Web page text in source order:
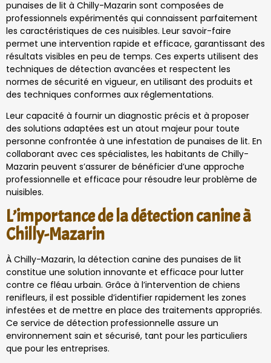
punaises de lit à Chilly-Mazarin sont composées de
professionnels expérimentés qui connaissent parfaitement
les caractéristiques de ces nuisibles. Leur savoir-faire
permet une intervention rapide et efficace, garantissant des
résultats visibles en peu de temps. Ces experts utilisent des
techniques de détection avancées et respectent les
normes de sécurité en vigueur, en utilisant des produits et
des techniques conformes aux réglementations.
Leur capacité à fournir un diagnostic précis et à proposer
des solutions adaptées est un atout majeur pour toute
personne confrontée à une infestation de punaises de lit. En
collaborant avec ces spécialistes, les habitants de Chilly-
Mazarin peuvent s’assurer de bénéficier d’une approche
professionnelle et efficace pour résoudre leur problème de
nuisibles.
L’importance de la détection canine à
Chilly-Mazarin
À Chilly-Mazarin, la détection canine des punaises de lit
constitue une solution innovante et efficace pour lutter
contre ce fléau urbain. Grâce à l’intervention de chiens
renifleurs, il est possible d’identifier rapidement les zones
infestées et de mettre en place des traitements appropriés.
Ce service de détection professionnelle assure un
environnement sain et sécurisé, tant pour les particuliers
que pour les entreprises.